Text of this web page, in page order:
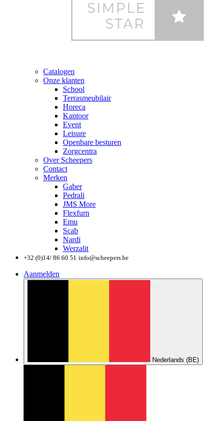
Catalogen
Onze klanten
School
Terrasmeubilair
Horeca
Kantoor
Event
Leisure
Openbare besturen
Zorgcentra
Over Scheepers
Contact
Merken
Gaber
Pedrali
JMS More
Flexfurn
Emu
Scab
Nardi
Werzalit
+32 (0)14/ 86 60 51 info@scheepers.be
Aanmelden
Nederlands (BE)